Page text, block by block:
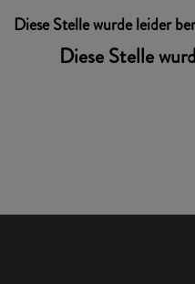
Diese Stelle wurde leider
Diese Stelle